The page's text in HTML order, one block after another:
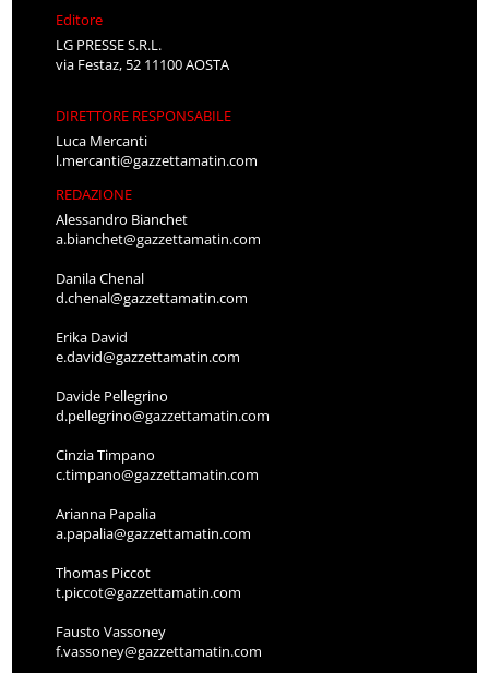
Editore
LG PRESSE S.R.L.
via Festaz, 52 11100 AOSTA
DIRETTORE RESPONSABILE
Luca Mercanti
l.mercanti@gazzettamatin.com
REDAZIONE
Alessandro Bianchet
a.bianchet@gazzettamatin.com
Danila Chenal
d.chenal@gazzettamatin.com
Erika David
e.david@gazzettamatin.com
Davide Pellegrino
d.pellegrino@gazzettamatin.com
Cinzia Timpano
c.timpano@gazzettamatin.com
Arianna Papalia
a.papalia@gazzettamatin.com
Thomas Piccot
t.piccot@gazzettamatin.com
Fausto Vassoney
f.vassoney@gazzettamatin.com